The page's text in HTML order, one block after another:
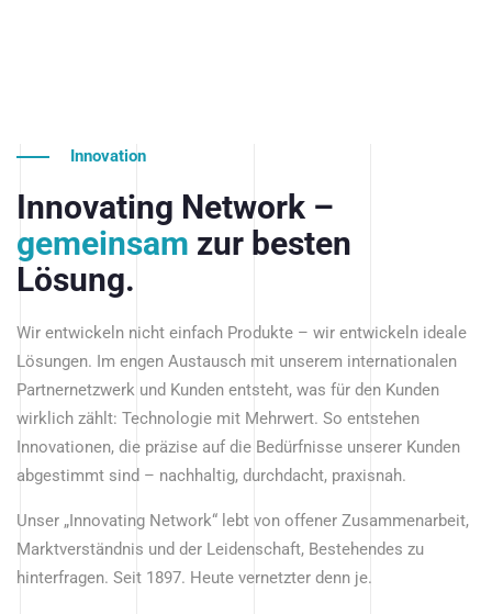
Innovation
Innovating Network –
gemeinsam zur besten
Lösung.
Wir entwickeln nicht einfach Produkte – wir entwickeln ideale
Lösungen. Im engen Austausch mit unserem internationalen
Partnernetzwerk und Kunden entsteht, was für den Kunden
wirklich zählt: Technologie mit Mehrwert. So entstehen
Innovationen, die präzise auf die Bedürfnisse unserer Kunden
abgestimmt sind – nachhaltig, durchdacht, praxisnah.
Unser „Innovating Network“ lebt von offener Zusammenarbeit,
Marktverständnis und der Leidenschaft, Bestehendes zu
hinterfragen. Seit 1897. Heute vernetzter denn je.